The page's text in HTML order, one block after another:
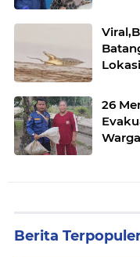
26
Warga
Berita